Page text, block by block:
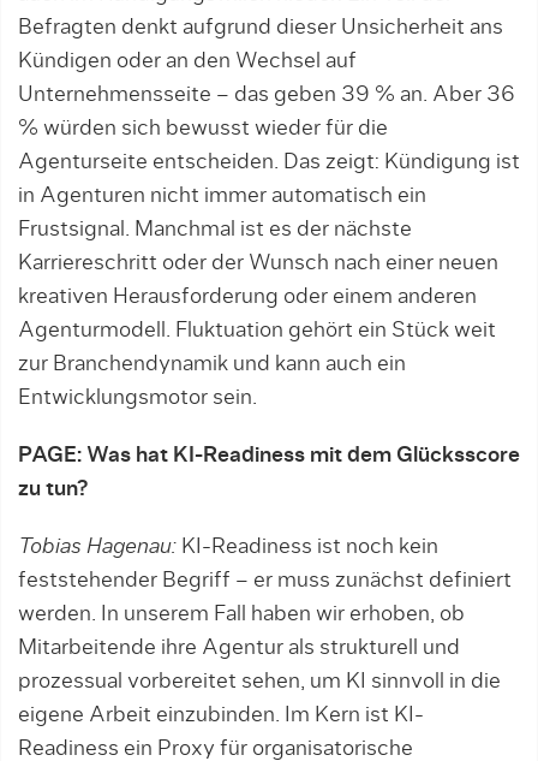
Befragten denkt aufgrund dieser Unsicherheit ans
Kündigen oder an den Wechsel auf
Unternehmensseite – das geben 39 % an. Aber 36
% würden sich bewusst wieder für die
Agenturseite entscheiden. Das zeigt: Kündigung ist
in Agenturen nicht immer automatisch ein
Frustsignal. Manchmal ist es der nächste
Karriereschritt oder der Wunsch nach einer neuen
kreativen Herausforderung oder einem anderen
Agenturmodell. Fluktuation gehört ein Stück weit
zur Branchendynamik und kann auch ein
Entwicklungsmotor sein.
PAGE: Was hat KI-Readiness mit dem Glücksscore
zu tun?
Tobias Hagenau: KI-Readiness ist noch kein
feststehender Begriff – er muss zunächst definiert
werden. In unserem Fall haben wir erhoben, ob
Mitarbeitende ihre Agentur als strukturell und
prozessual vorbereitet sehen, um KI sinnvoll in die
eigene Arbeit einzubinden. Im Kern ist KI-
Readiness ein Proxy für organisatorische